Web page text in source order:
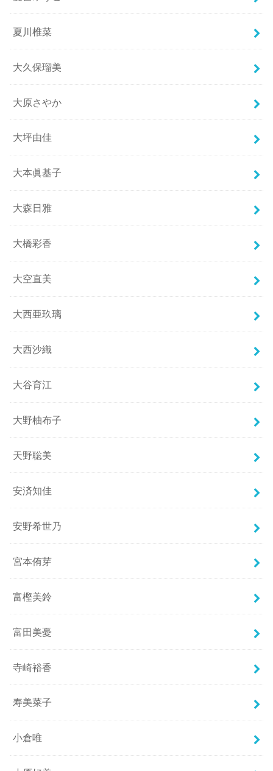
夏川椎菜
大久保瑠美
大原さやか
大坪由佳
大本眞基子
大森日雅
大橋彩香
大空直美
大西亜玖璃
大西沙織
大谷育江
大野柚布子
天野聡美
安済知佳
安野希世乃
宮本侑芽
富樫美鈴
富田美憂
寺崎裕香
寿美菜子
小倉唯